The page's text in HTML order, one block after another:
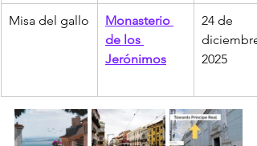
Misa del gallo
Monasterio
de los
Jerónimos
24 de
2025